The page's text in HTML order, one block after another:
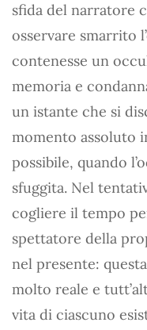
sfida del narratore
osservare smarrito
contenesse un
memoria e
un istante che si
momento assoluto
possibile, quando
sfuggita. Nel
cogliere il tempo
spettatore della
nel presente:
molto reale e
vita di ciascuno